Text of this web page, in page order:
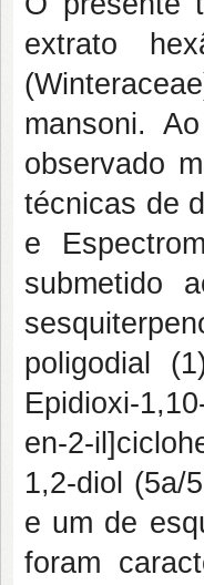
extrato
mansoni.
observado
técnicas de
e
submetido
poligodial
Epidioxi-
en-2-
1,2-diol (5a/
e um de
foram